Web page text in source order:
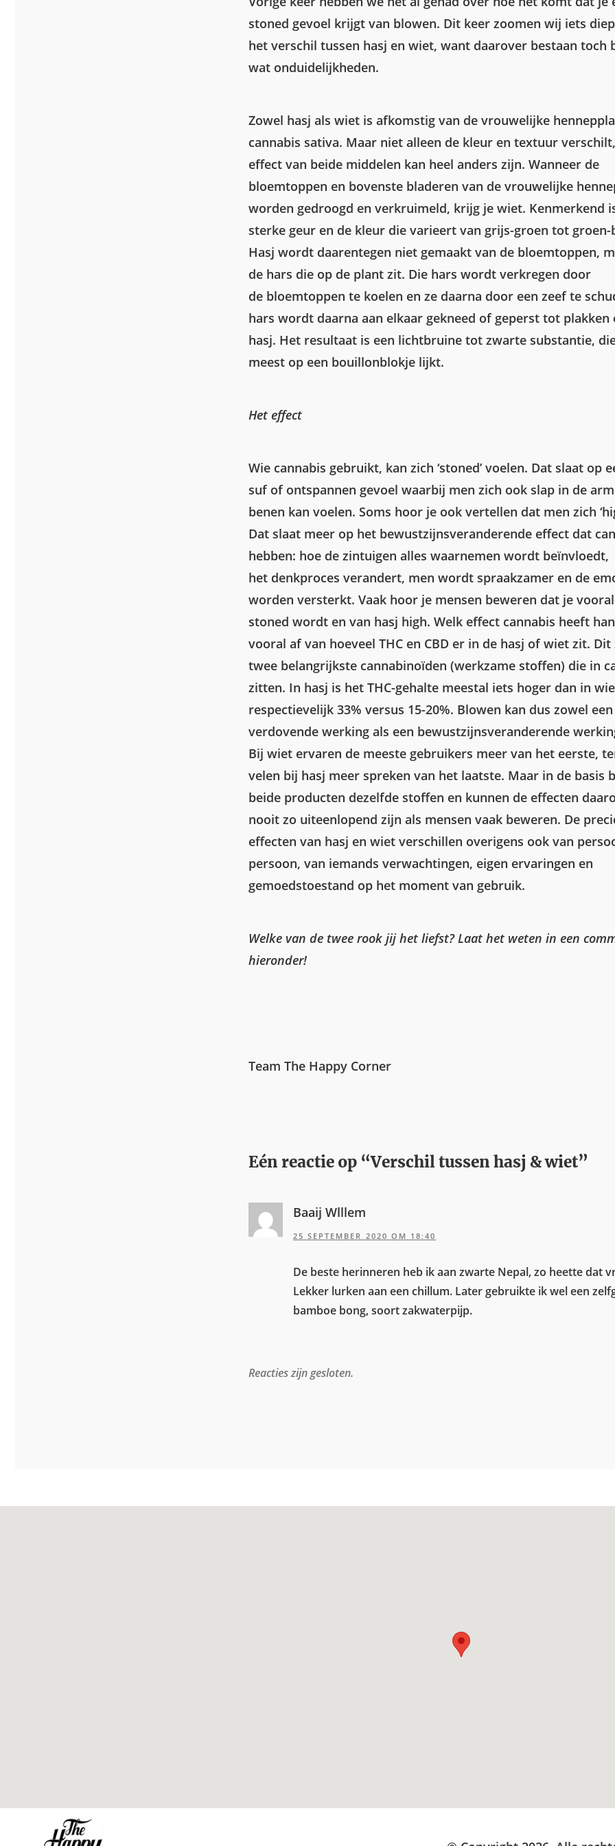
stoned gevoel krijgt van blowen. Dit keer zoomen wij iets
het verschil tussen hasj en wiet, want daarover bestaan toch
wat onduidelijkheden.
Zowel hasj als wiet is afkomstig van de vrouwelijke
cannabis sativa. Maar niet alleen de kleur en textuur
effect van beide middelen kan heel anders zijn. Wanneer de
bloemtoppen en bovenste bladeren van de vrouwelijke
worden gedroogd en verkruimeld, krijg je wiet. Kenmerkend
sterke geur en de kleur die varieert van grijs-groen tot
Hasj wordt daarentegen niet gemaakt van de bloemtoppen,
de hars die op de plant zit. Die hars wordt verkregen door
de bloemtoppen te koelen en ze daarna door een zeef te
hars wordt daarna aan elkaar gekneed of geperst tot plakken
hasj. Het resultaat is een lichtbruine tot zwarte substantie,
meest op een bouillonblokje lijkt.
Het effect
Wie cannabis gebruikt, kan zich ‘stoned’ voelen. Dat slaat op
suf of ontspannen gevoel waarbij men zich ook slap in de
benen kan voelen. Soms hoor je ook vertellen dat men zich
Dat slaat meer op het bewustzijnsveranderende effect dat
hebben: hoe de zintuigen alles waarnemen wordt beïnvloedt,
het denkproces verandert, men wordt spraakzamer en de
worden versterkt. Vaak hoor je mensen beweren dat je
stoned wordt en van hasj high. Welk effect cannabis heeft
vooral af van hoeveel THC en CBD er in de hasj of wiet zit. Dit
twee belangrijkste cannabinoïden (werkzame stoffen) die in
zitten. In hasj is het THC-gehalte meestal iets hoger dan in
respectievelijk 33% versus 15-20%. Blowen kan dus zowel een
verdovende werking als een bewustzijnsveranderende
Bij wiet ervaren de meeste gebruikers meer van het eerste,
velen bij hasj meer spreken van het laatste. Maar in de basis
beide producten dezelfde stoffen en kunnen de effecten
nooit zo uiteenlopend zijn als mensen vaak beweren. De
effecten van hasj en wiet verschillen overigens ook van
persoon, van iemands verwachtingen, eigen ervaringen en
gemoedstoestand op het moment van gebruik.
Welke van de twee rook jij het liefst? Laat het weten in een
hieronder!
Team The Happy Corner
Eén reactie op “Verschil tussen hasj & wiet”
Baaij Wlllem
25 SEPTEMBER 2020 OM 18:40
De beste herinneren heb ik aan zwarte Nepal, zo heette dat
Lekker lurken aan een chillum. Later gebruikte ik wel een
bamboe bong, soort zakwaterpijp.
Reacties zijn gesloten.